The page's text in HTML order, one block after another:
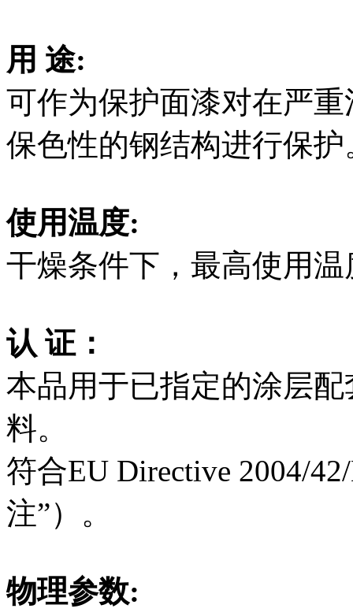
用 途:
可作为保护面漆对在严
保色性的钢结构进行保
使用温度:
干燥条件下，最高使用
认 证：
本品用于已指定的涂层
料。
符合EU Directive 2004/
注”）。
物理参数: